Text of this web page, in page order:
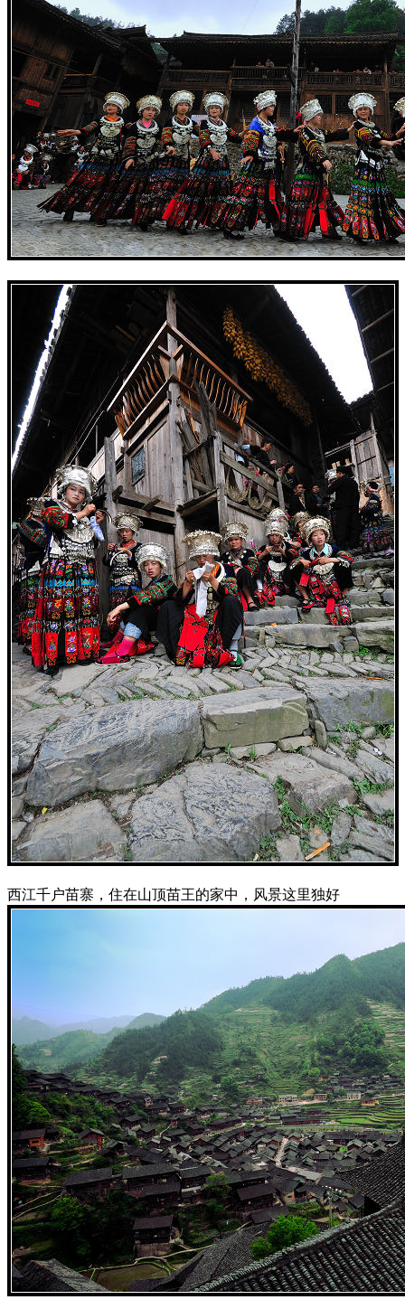
西江千户苗寨，住在山顶苗王的家中，风景这里独好